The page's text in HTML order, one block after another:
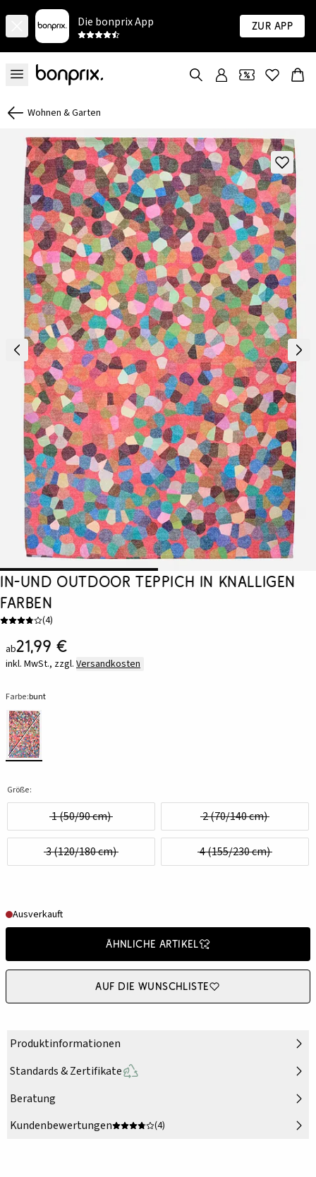
Die bonprix App Zur App
Wohnen & Garten
In-und Outdoor Teppich in knalligen
Farben
(4)
ab21,99 €
inkl. MwSt., zzgl. Versandkosten
Farbe:bunt
Größe:
1 (50/90 cm) 2 (70/140 cm)
3 (120/180 cm) 4 (155/230 cm)
Ausverkauft
Ähnliche Artikel
Auf die Wunschliste
Produktinformationen
Standards & Zertifikate
Beratung
Kundenbewertungen
(4)